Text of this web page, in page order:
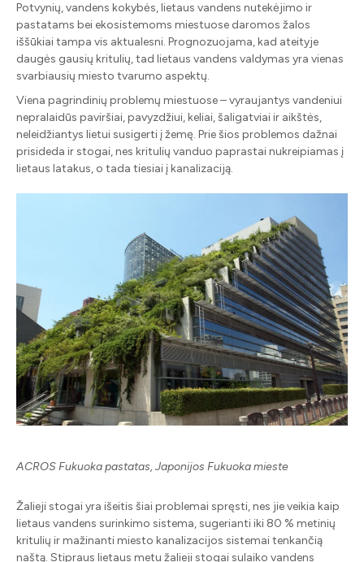
Potvynių, vandens kokybės, lietaus vandens nutekėjimo ir
pastatams bei ekosistemoms miestuose daromos žalos
iššūkiai tampa vis aktualesni. Prognozuojama, kad ateityje
daugės gausių kritulių, tad lietaus vandens valdymas yra vienas
svarbiausių miesto tvarumo aspektų.
Viena pagrindinių problemų miestuose – vyraujantys vandeniui
nepralaidūs paviršiai, pavyzdžiui, keliai, šaligatviai ir aikštės,
neleidžiantys lietui susigerti į žemę. Prie šios problemos dažnai
prisideda ir stogai, nes kritulių vanduo paprastai nukreipiamas į
lietaus latakus, o tada tiesiai į kanalizaciją.
ACROS Fukuoka pastatas, Japonijos Fukuoka mieste
Žalieji stogai yra išeitis šiai problemai spręsti, nes jie veikia kaip
lietaus vandens surinkimo sistema, sugerianti iki 80 % metinių
kritulių ir mažinanti miesto kanalizacijos sistemai tenkančią
naštą. Stipraus lietaus metu žalieji stogai sulaiko vandens